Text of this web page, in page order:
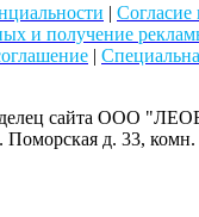
| Согласие
и получение
|
сайта ООО
Поморская д. 33, комн.